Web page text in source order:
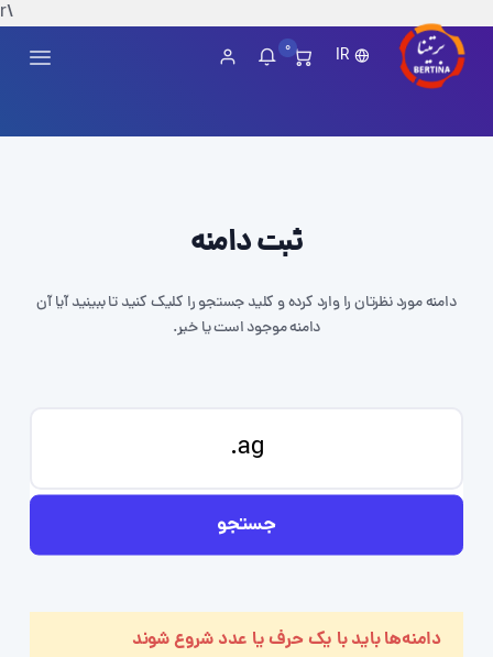
\r
IR
0
ثبت دامنه
دامنه مورد نظرتان را وارد کرده و کلید جستجو را کلیک کنید تا ببینید آیا آن
دامنه موجود است یا خیر.
جستجو
دامنه‌ها باید با یک حرف یا عدد شروع شوند